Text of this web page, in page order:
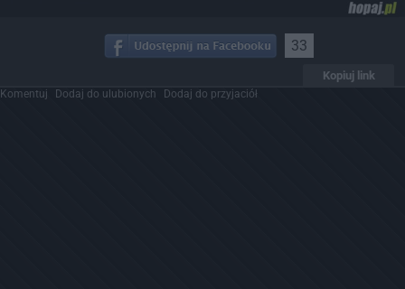
33
Kopiuj link
Komentuj Dodaj do ulubionych Dodaj do przyjaciół